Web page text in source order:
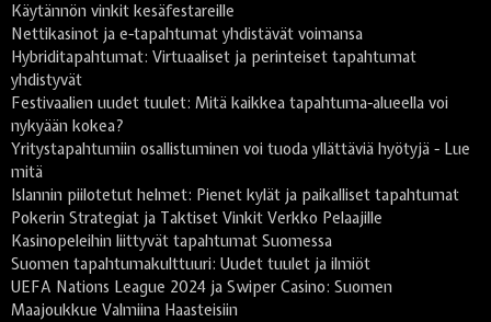
Käytännön vinkit kesäfestareille
Nettikasinot ja e-tapahtumat yhdistävät voimansa
Hybriditapahtumat: Virtuaaliset ja perinteiset tapahtumat
yhdistyvät
Festivaalien uudet tuulet: Mitä kaikkea tapahtuma-alueella voi
nykyään kokea?
Yritystapahtumiin osallistuminen voi tuoda yllättäviä hyötyjä - Lue
mitä
Islannin piilotetut helmet: Pienet kylät ja paikalliset tapahtumat
Pokerin Strategiat ja Taktiset Vinkit Verkko Pelaajille
Kasinopeleihin liittyvät tapahtumat Suomessa
Suomen tapahtumakulttuuri: Uudet tuulet ja ilmiöt
UEFA Nations League 2024 ja Swiper Casino: Suomen
Maajoukkue Valmiina Haasteisiin